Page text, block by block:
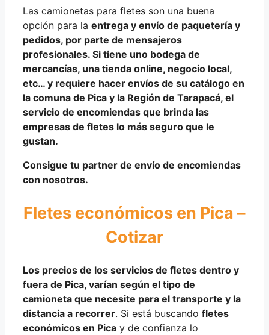
Las camionetas para fletes son una buena
opción para la entrega y envío de paquetería y
pedidos, por parte de mensajeros
profesionales. Si tiene uno bodega de
mercancías, una tienda online, negocio local,
etc… y requiere hacer envíos de su catálogo en
la comuna de Pica y la Región de Tarapacá, el
servicio de encomiendas que brinda las
empresas de fletes lo más seguro que le
gustan.
Consigue tu partner de envío de encomiendas
con nosotros.
Fletes económicos en Pica –
Cotizar
Los precios de los servicios de fletes dentro y
fuera de Pica, varían según el tipo de
camioneta que necesite para el transporte y la
distancia a recorrer. Si está buscando fletes
económicos en Pica y de confianza lo